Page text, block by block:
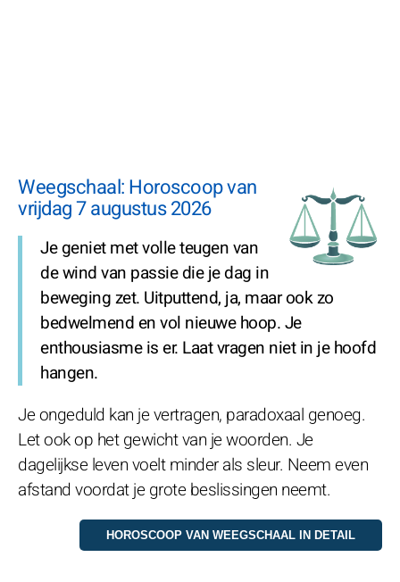
Weegschaal: Horoscoop van
vrijdag 7 augustus 2026
Je geniet met volle teugen van
de wind van passie die je dag in
beweging zet. Uitputtend, ja, maar ook zo
bedwelmend en vol nieuwe hoop. Je
enthousiasme is er. Laat vragen niet in je hoofd
hangen.
Je ongeduld kan je vertragen, paradoxaal genoeg.
Let ook op het gewicht van je woorden. Je
dagelijkse leven voelt minder als sleur. Neem even
afstand voordat je grote beslissingen neemt.